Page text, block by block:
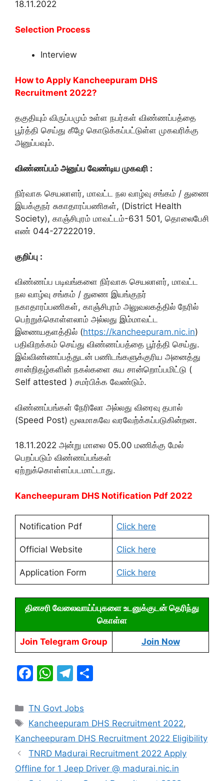
18.11.2022
Selection Process
Interview
How to Apply Kancheepuram DHS
Recruitment 2022?
தகுதியும் விருப்பமும் உள்ள நபர்கள் விண்ணப்பத்தை
பூர்த்தி செய்து கீழே கொடுக்கப்பட்டுள்ள முகவரிக்கு
அனுப்பவும்.
விண்ணப்பம் அனுப்ப வேண்டிய முகவரி :
நிர்வாக செயலாளர், மாவட்ட நல வாழ்வு சங்கம் / துணை
இயக்குநர் சுகாதாரப்பணிகள், (District Health
Society), காஞ்சிபுரம் மாவட்டம்-631 501, தொலைபேசி
எண் 044-27222019.
குறிப்பு :
விண்ணப்ப படிவங்களை நிர்வாக செயலாளர், மாவட்ட
நல வாழ்வு சங்கம் / துணை இயங்குநர்
நகாதாரப்பணிகள், காஞ்சிபுரம் அலுவலகத்தில் நேரில்
பெற்றுக்கொள்ளலாம் அல்லது இம்மாவட்ட
இணையதளத்தில் (https://kancheepuram.nic.in)
பதிவிறக்கம் செய்து விண்ணப்பத்தை பூர்த்தி செய்து.
இவ்விண்ணப்பத்துடன் பணிடங்களுக்குரிய அனைத்து
சான்றிதழ்களின் நகல்களை சுய சான்றொப்பமிட்டு (
Self attested ) சமர்பிக்க வேண்டும்.
விண்ணப்பங்கள் நேரிலோ அல்லது விரைவு தபால்
(Speed Post) மூலமாகவே வரவேற்க்கப்படுகின்றன.
18.11.2022 அன்று மாலை 05.00 மணிக்கு மேல்
பெறப்படும் விண்ணப்பங்கள்
ஏற்றுக்கொள்ளப்படமாட்டாது.
Kancheepuram DHS Notification Pdf 2022
Notification Pdf Click here
Official Website Click here
Application Form Click here
தினசரி வேலைவாய்ப்புகளை உடனுக்குடன் தெரிந்து
கொள்ள
Join Telegram Group Join Now
F
c
e
b
o
o
W
at
s
A
p
p
T
e
gr
a
m
e
Categories
TN Govt Jobs
Tags
Kancheepuram DHS Recruitment 2022,
Kancheepuram DHS Recruitment 2022 Eligibility
TNRD Madurai Recruitment 2022 Apply
Offline for 1 Jeep Driver @ madurai.nic.in